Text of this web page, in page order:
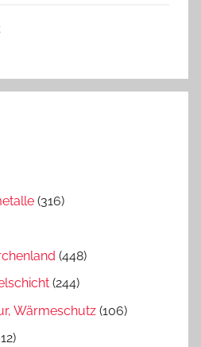
(316)
(448)
(244)
Wärmeschutz (106)